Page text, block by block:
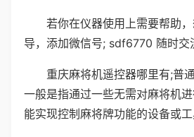
若你在仪器使用上需要帮助
导，添加微信号; sdf6770 随时交
重庆麻将机遥控器哪里有;普
一般是指通过一些无需对麻将机
能实现控制麻将牌功能的设备或工